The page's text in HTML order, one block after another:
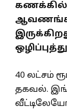
கணக்கில்
40 லட்சம்
தகவல்.